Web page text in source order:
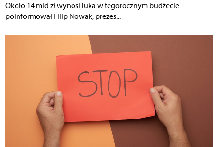
Około 14 mld zł wynosi luka w tegorocznym budżecie –
poinformował Filip Nowak, prezes...